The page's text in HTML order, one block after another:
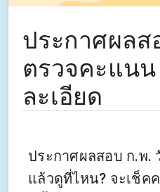
ประกาศผลส
ตรวจคะแน
ละเอียด
ประกาศผลสอบ ก.พ.
แล้วดูที่ไหน? จะเช็ค